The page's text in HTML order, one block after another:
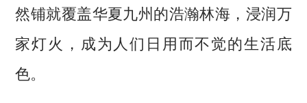
然铺就覆盖华夏九州的浩瀚林海，浸润万
家灯火，成为人们日用而不觉的生活底
色。